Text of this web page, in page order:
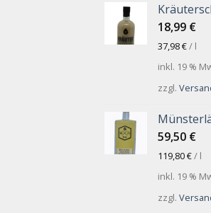
18,99 €
37,98€/ l
inkl. 19 %
zzgl.
59,50 €
119,80€/ l
inkl. 19 %
zzgl.